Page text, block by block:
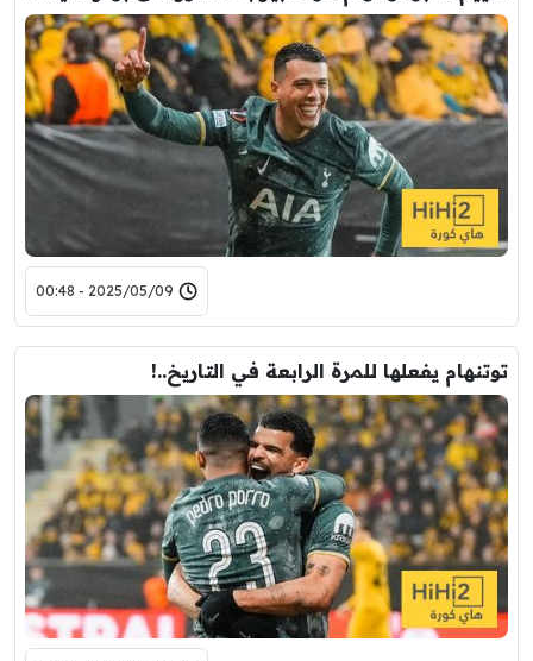
2025/05/09 - 00:48
توتنهام يفعلها للمرة الرابعة في التاريخ..!